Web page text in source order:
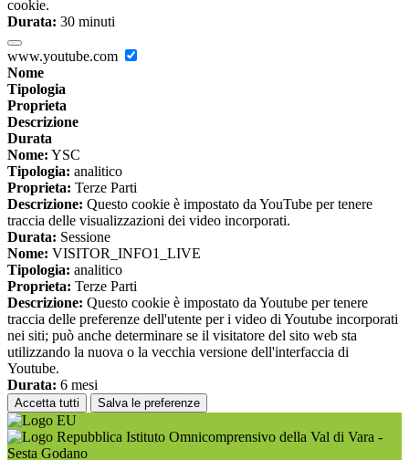
cookie.
Durata: 30 minuti
www.youtube.com
Nome
Tipologia
Proprieta
Descrizione
Durata
Nome: YSC
Tipologia: analitico
Proprieta: Terze Parti
Descrizione: Questo cookie è impostato da YouTube per tenere
traccia delle visualizzazioni dei video incorporati.
Durata: Sessione
Nome: VISITOR_INFO1_LIVE
Tipologia: analitico
Proprieta: Terze Parti
Descrizione: Questo cookie è impostato da Youtube per tenere
traccia delle preferenze dell'utente per i video di Youtube incorporati
nei siti; può anche determinare se il visitatore del sito web sta
utilizzando la nuova o la vecchia versione dell'interfaccia di
Youtube.
Durata: 6 mesi
Accetta tutti Salva le preferenze
Istituto Omnicomprensivo della Val di Vara -
Sesta Godano